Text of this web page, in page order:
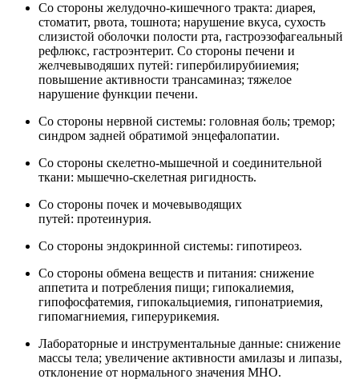
Со стороны желудочно-кишечного тракта: диарея,
стоматит, рвота, тошнота; нарушение вкуса, сухость
слизистой оболочки полости рта, гастроэзофагеальный
рефлюкс, гастроэнтерит. Со стороны печени и
желчевыводяших путей: гипербилирубииемия;
повышение активности трансаминаз; тяжелое
нарушение функции печени.
Со стороны нервной системы: головная боль; тремор;
синдром задней обратимой энцефалопатии.
Со стороны скелетно-мышечной и соединительной
ткани: мышечно-скелетная ригидность.
Со стороны почек и мочевыводящих
путей: протеинурия.
Со стороны эндокринной системы: гипотиреоз.
Со стороны обмена веществ и питания: снижение
аппетита и потребления пищи; гипокалиемия,
гипофосфатемия, гипокальциемия, гипонатриемия,
гипомагниемия, гиперурикемия.
Лабораторные и инструментальные данные: снижение
массы тела; увеличение активности амилазы и липазы,
отклонение от нормального значения MHO.